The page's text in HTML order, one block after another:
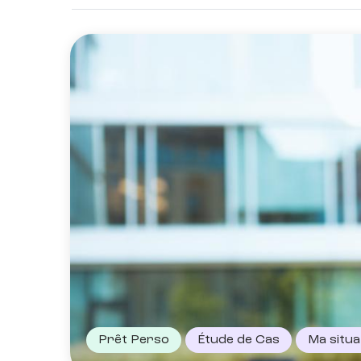
Prêt Perso Étude de Cas Ma